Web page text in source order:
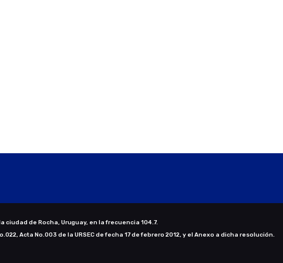
ciudad de Rocha, Uruguay, en la frecuencia 104.7.
Acta No.003 de la URSEC de fecha 17 de febrero 2012, y el Anexo a dicha resolución.